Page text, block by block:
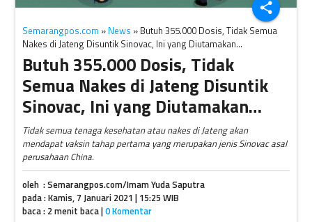
share
Semarangpos.com » News » Butuh 355.000 Dosis, Tidak Semua
Nakes di Jateng Disuntik Sinovac, Ini yang Diutamakan…
Butuh 355.000 Dosis, Tidak
Semua Nakes di Jateng Disuntik
Sinovac, Ini yang Diutamakan…
Tidak semua tenaga kesehatan atau nakes di Jateng akan
mendapat vaksin tahap pertama yang merupakan jenis Sinovac asal
perusahaan China.
oleh : Semarangpos.com/Imam Yuda Saputra
pada : Kamis, 7 Januari 2021 | 15:25 WIB
baca : 2 menit baca |0 Komentar